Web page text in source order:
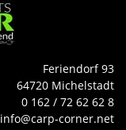
Feriendorf 93
64720 Michelstadt
0 162 / 72 62 62 8
info@carp-corner.net